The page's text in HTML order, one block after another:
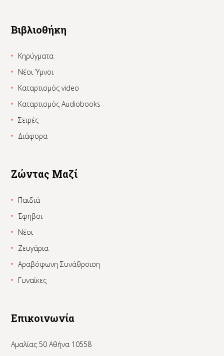
Βιβλιοθήκη
Κηρύγματα
Νέοι Ύμνοι
Καταρτισμός video
Καταρτισμός Audiobooks
Σειρές
Διάφορα
Ζώντας Μαζί
Παιδιά
Έφηβοι
Νέοι
Ζευγάρια
Αραβόφωνη Συνάθροιση
Γυναίκες
Επικοινωνία
Αμαλίας 50 Αθήνα 10558